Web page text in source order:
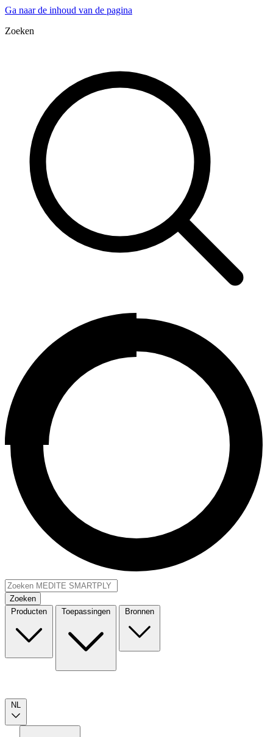
Ga naar de inhoud van de pagina
Zoeken
Zoeken
Producten
Toepassingen Bronnen
NL